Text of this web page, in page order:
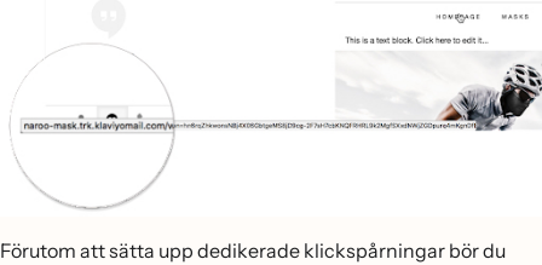
Förutom att sätta upp dedikerade klickspårningar bör du